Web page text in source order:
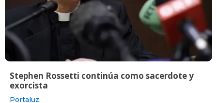
Stephen Rossetti continúa como sacerdote y
exorcista
Portaluz